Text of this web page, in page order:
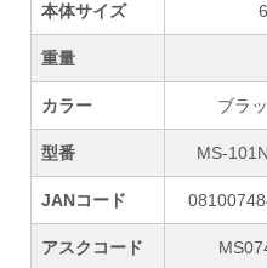
本体サイズ
重量
カラー ブラ
型番 MS-
JANコード
アスクコード